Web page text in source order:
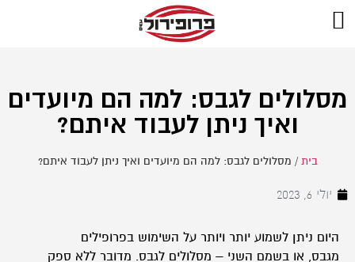
מסלולים לגבס: למה הם מיועדים
ואיך ניתן לעבוד איתם?
בית/ מסלולים לגבס: למה הם מיועדים ואיך ניתן לעבוד איתם?
יולי 6, 2023
היום ניתן לשמוע יותר ויותר על השימוש בפרופילים
מגבס, או בשמם השני – מסלולים לגבס. מדובר ללא ספק